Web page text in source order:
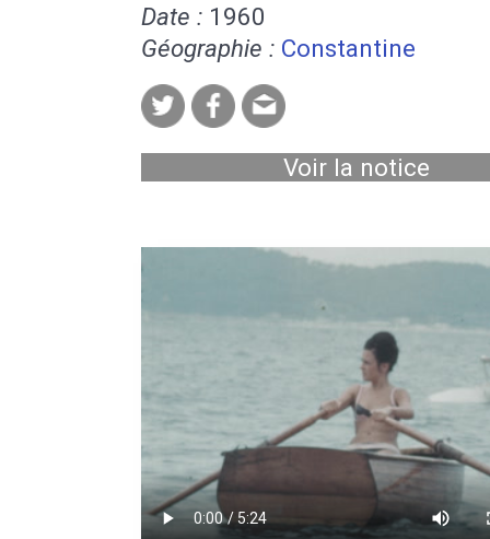
Date : 1960
Géographie : Constantine
Voir la notice